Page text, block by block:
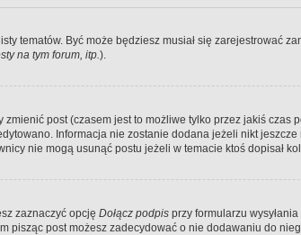
tematów. Być może będziesz musiał się zarejestrować
na tym forum, itp.).
post (czasem jest to możliwe tylko przez jakiś czas
Informacja nie zostanie dodana jeżeli nikt
nie mogą usunąć postu jeżeli w temacie ktoś dopisał
zaznaczyć opcję Dołącz podpis przy formularzu
post możesz zadecydować o nie dodawaniu do